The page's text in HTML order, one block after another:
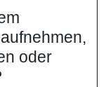
oder